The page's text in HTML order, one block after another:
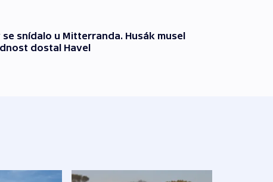
se snídalo u Mitterranda. Husák musel
dostal Havel